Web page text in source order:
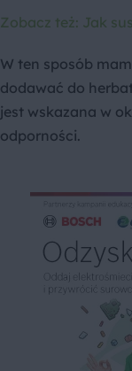
Zobacz też: Jak
W ten sposób
dodawać do
jest wskazana w
odporności.